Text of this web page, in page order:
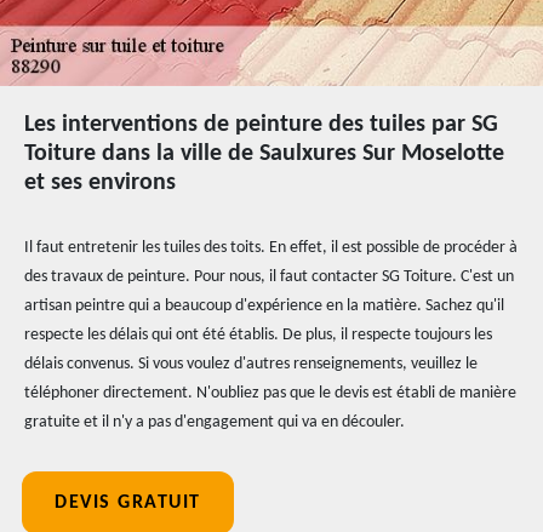
Les interventions de peinture des tuiles par SG
Toiture dans la ville de Saulxures Sur Moselotte
et ses environs
Il faut entretenir les tuiles des toits. En effet, il est possible de procéder à
des travaux de peinture. Pour nous, il faut contacter SG Toiture. C'est un
artisan peintre qui a beaucoup d'expérience en la matière. Sachez qu'il
respecte les délais qui ont été établis. De plus, il respecte toujours les
délais convenus. Si vous voulez d'autres renseignements, veuillez le
téléphoner directement. N'oubliez pas que le devis est établi de manière
gratuite et il n'y a pas d'engagement qui va en découler.
DEVIS GRATUIT